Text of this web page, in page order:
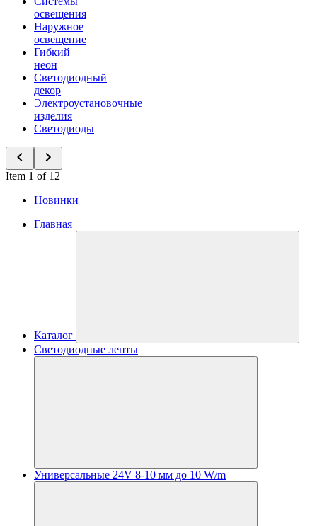
освещения
Наружное
освещение
Гибкий
неон
Светодиодный
декор
Электроустановочные
изделия
Светодиоды
Item 1 of 12
Новинки
Главная
Каталог
Светодиодные ленты
Универсальные 24V 8-10 мм до 10 W/m